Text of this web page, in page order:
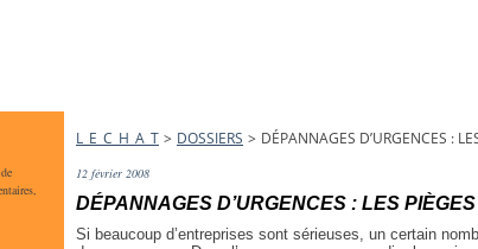
L_E_C_H_A_T > DOSSIERS > DÉPANNAGES D’URGENCES :
12 février 2008
DÉPANNAGES D’URGENCES : LES
Si beaucoup d’entreprises sont sérieuses, un certain